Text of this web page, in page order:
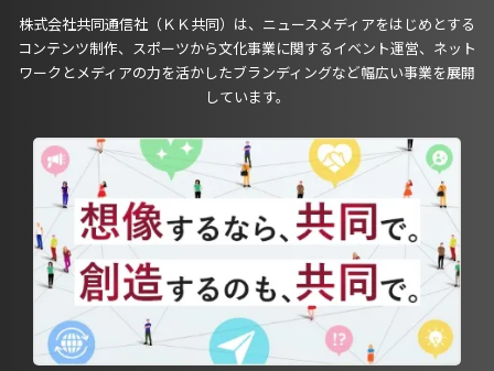
株式会社共同通信社（ＫＫ共同）は、ニュースメディアをはじめとする
コンテンツ制作、スポーツから文化事業に関するイベント運営、ネット
ワークとメディアの力を活かしたブランディングなど幅広い事業を展開
しています。